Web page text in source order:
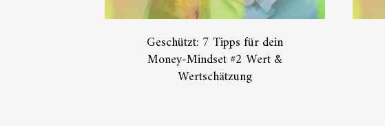
Geschützt: 7 Tipps für dein
Money-Mindset #2 Wert &
Wertschätzung